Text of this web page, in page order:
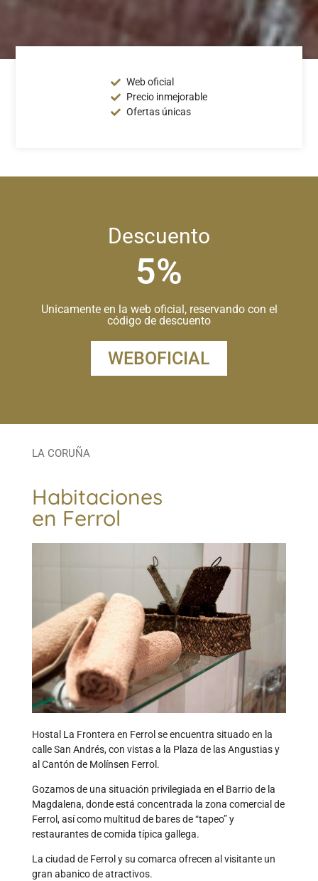
Web oficial
Precio inmejorable
Ofertas únicas
Descuento
5%
Unicamente en la web oficial, reservando con el
código de descuento
WEBOFICIAL
LA CORUÑA
Habitaciones
en Ferrol
Hostal La Frontera en Ferrol se encuentra situado en la
calle San Andrés, con vistas a la Plaza de las Angustias y
al Cantón de Molínsen Ferrol.
Gozamos de una situación privilegiada en el Barrio de la
Magdalena, donde está concentrada la zona comercial de
Ferrol, así como multitud de bares de “tapeo” y
restaurantes de comida típica gallega.
La ciudad de Ferrol y su comarca ofrecen al visitante un
gran abanico de atractivos.